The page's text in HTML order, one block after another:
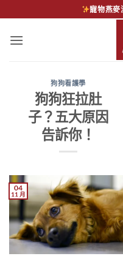
to
content
寵物燕麥
狗狗看護學
狗狗狂拉肚
子？五大原因
告訴你！
04
11 月